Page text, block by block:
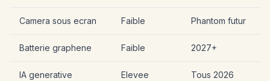
Camera sous ecran Faible Phantom futur
Batterie graphene Faible 2027+
IA generative Elevee Tous 2026